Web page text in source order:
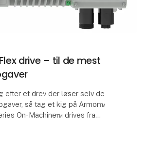
drive – til de mest
efter et drev der løser selv de
så tag et kig på Armor™
On-Machine™ drives fra